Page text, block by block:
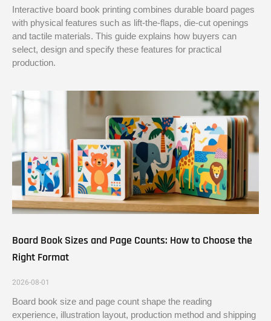
Interactive board book printing combines durable board pages
with physical features such as lift-the-flaps, die-cut openings
and tactile materials. This guide explains how buyers can
select, design and specify these features for practical
production.
Board Book Sizes and Page Counts: How to Choose the
Right Format
2026-08-01
Board book size and page count shape the reading
experience, illustration layout, production method and shipping